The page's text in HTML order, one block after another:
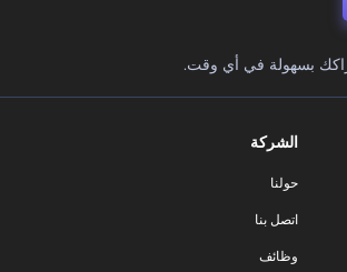
بسهولة في أي وقت.
الشركة
حولنا
اتصل بنا
وظائف